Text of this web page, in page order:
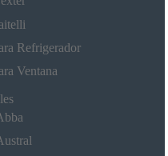
Refrigerador
Ventana